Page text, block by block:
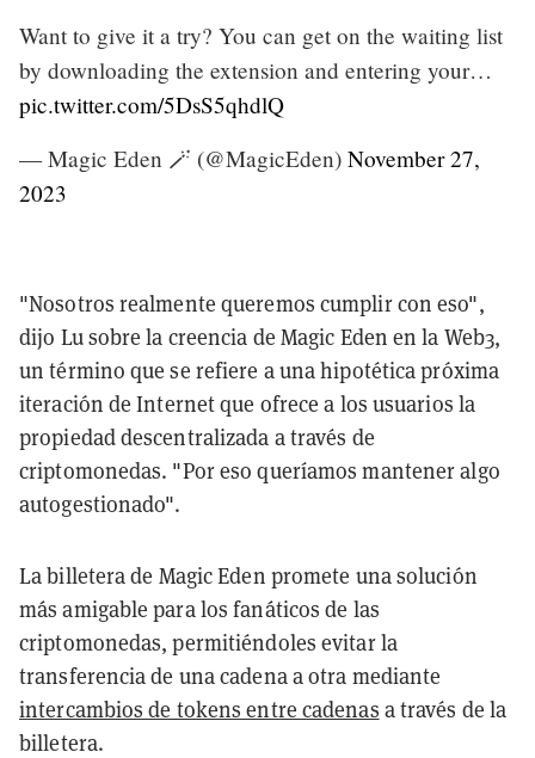
Want to give it a try? You can get on the waiting list
by downloading the extension and entering your…
pic.twitter.com/5DsS5qhdlQ
— Magic Eden 🪄 (@MagicEden) November 27,
2023
"Nosotros realmente queremos cumplir con eso",
dijo Lu sobre la creencia de Magic Eden en la Web3,
un término que se refiere a una hipotética próxima
iteración de Internet que ofrece a los usuarios la
propiedad descentralizada a través de
criptomonedas. "Por eso queríamos mantener algo
autogestionado".
La billetera de Magic Eden promete una solución
más amigable para los fanáticos de las
criptomonedas, permitiéndoles evitar la
transferencia de una cadena a otra mediante
intercambios de tokens entre cadenas a través de la
billetera.